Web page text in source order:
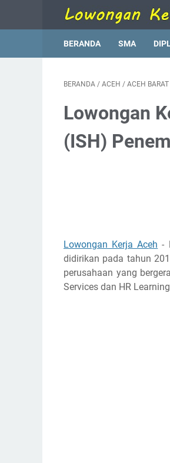
BERANDA SMA
BERANDA / ACEH / ACEH BARAT
Lowongan
(ISH)
Lowongan Kerja Aceh -
didirikan pada tahun
perusahaan yang
Services dan HR